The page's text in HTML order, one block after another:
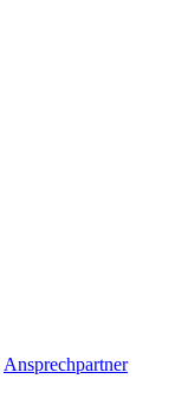
Ansprechpartner